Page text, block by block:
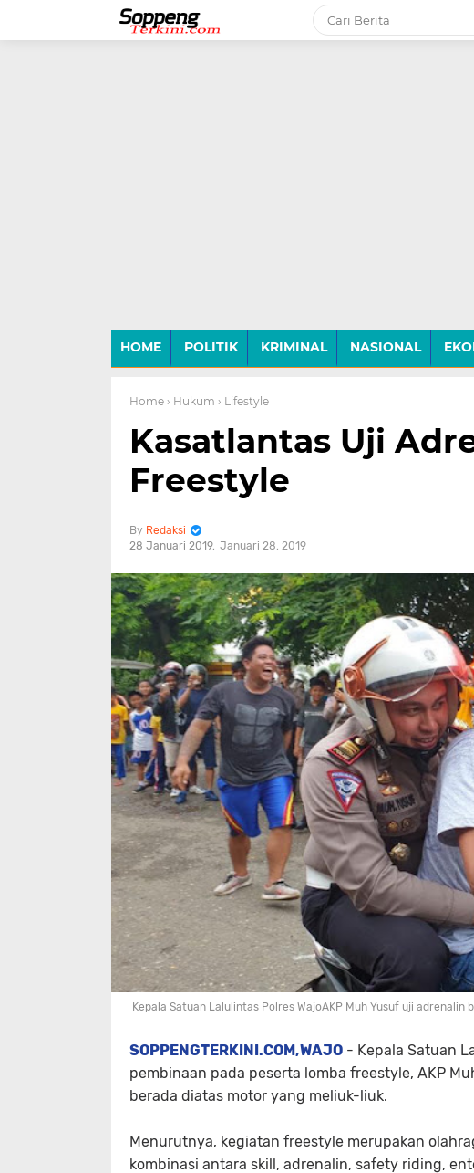
HOME POLITIK KRIMINAL NASIONAL
Home › Hukum › Lifestyle
Kasatlantas Uji
Freestyle
Redaksi
28 Januari 2019 Januari 28, 2019
Kepala Satuan Lalulintas Polres WajoAKP Muh Yusuf uji adrenalin
SOPPENGTERKINI.COM,WAJO - Kepala Satuan
pembinaan pada peserta lomba freestyle, AKP
berada diatas motor yang meliuk-liuk.
Menurutnya, kegiatan freestyle merupakan
kombinasi antara skill, adrenalin, safety riding,